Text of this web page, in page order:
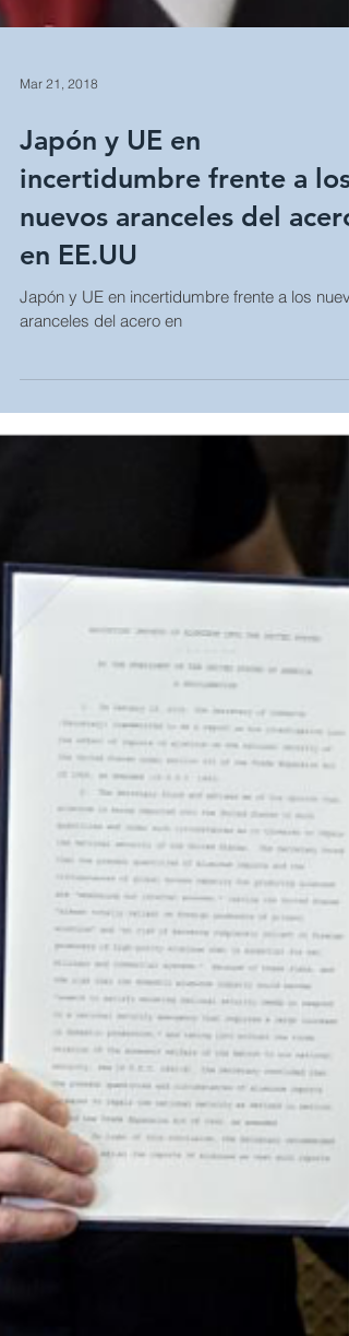
Mar 21, 2018
Japón y UE en
incertidumbre frente a los
nuevos aranceles del acero
en EE.UU
Japón y UE en incertidumbre frente a los